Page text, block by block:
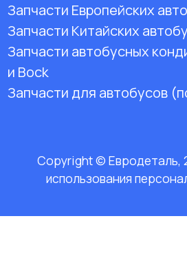
Запчасти Европейских
Запчасти Китайских
Запчасти автобусных
и Bock
Запчасти для автобусов
Copyright © Евродеталь,
использования